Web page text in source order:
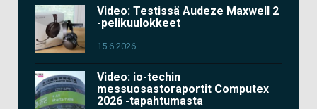
Video: Testissä Audeze Maxwell 2
-pelikuulokkeet
15.6.2026
Video: io-techin
messuosastoraportit Computex
2026 -tapahtumasta